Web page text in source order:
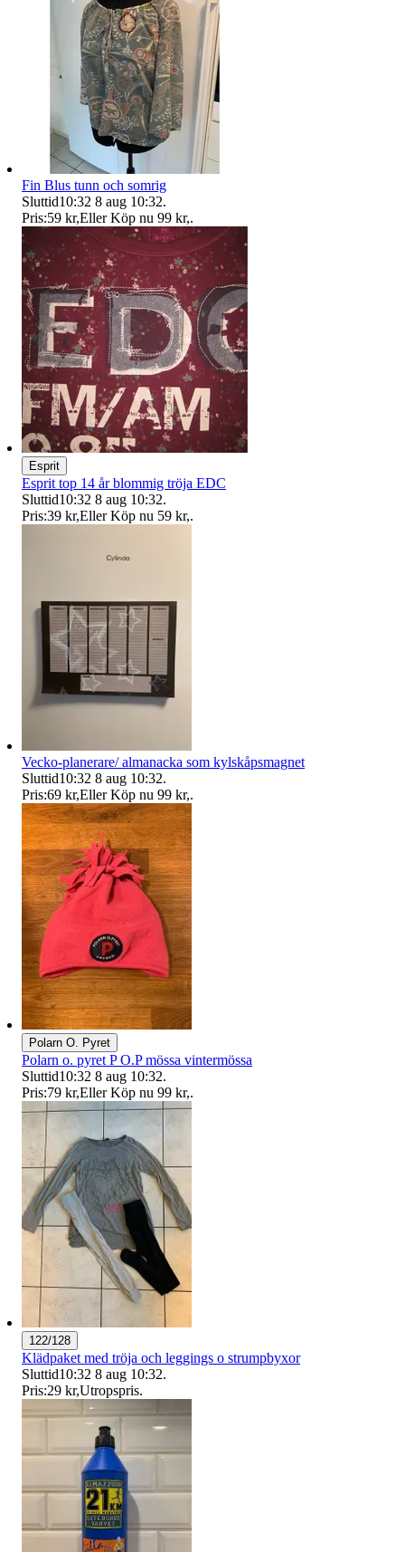
Fin Blus tunn och somrig
Sluttid10:32 8 aug 10:32.
Pris:59 kr,Eller Köp nu 99 kr,.
Esprit
Esprit top 14 år blommig tröja EDC
Sluttid10:32 8 aug 10:32.
Pris:39 kr,Eller Köp nu 59 kr,.
Vecko-planerare/ almanacka som kylskåpsmagnet
Sluttid10:32 8 aug 10:32.
Pris:69 kr,Eller Köp nu 99 kr,.
Polarn O. Pyret
Polarn o. pyret P O.P mössa vintermössa
Sluttid10:32 8 aug 10:32.
Pris:79 kr,Eller Köp nu 99 kr,.
122/128
Klädpaket med tröja och leggings o strumpbyxor
Sluttid10:32 8 aug 10:32.
Pris:29 kr,Utropspris.